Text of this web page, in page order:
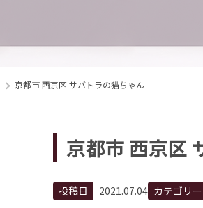
京都市 西京区 サバトラの猫ちゃん
京都市 西京区
投稿日 2021.07.04 カテゴリー